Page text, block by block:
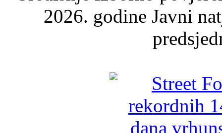
2026. godine Javni